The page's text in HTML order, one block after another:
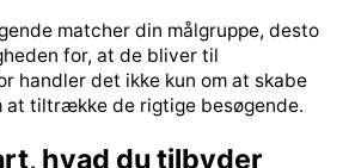
matcher din målgruppe, desto
for, at de bliver til
handler det ikke kun om at skabe
at tiltrække de rigtige besøgende.
hvad du tilbyder